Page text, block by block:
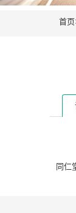
首页
同仁